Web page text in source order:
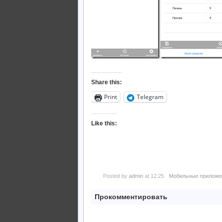
Share this:
Print Telegram
Like this:
Posted by admin at 12:25 Мобильные
Прокомментировать